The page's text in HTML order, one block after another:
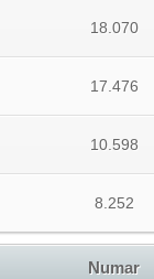
18.070
17.476
10.598
8.252
Numar